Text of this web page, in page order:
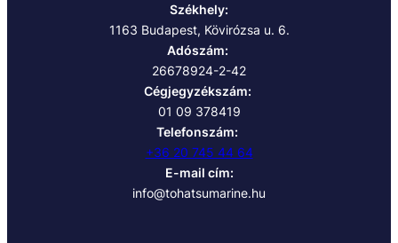
Székhely:
1163 Budapest, Kövirózsa u. 6.
Adószám:
26678924-2-42
Cégjegyzékszám:
01 09 378419
Telefonszám:
+36 20 745 44 64
E-mail cím:
info@tohatsumarine.hu